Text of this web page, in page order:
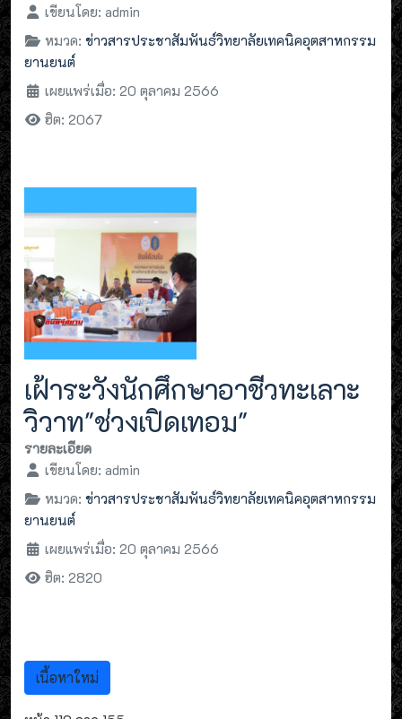
เขียนโดย: admin
หมวด: ข่าวสารประชาสัมพันธ์วิทยาลัยเทคนิคอุตสาหกรรม
ยานยนต์
เผยแพร่เมื่อ: 20 ตุลาคม 2566
ฮิต: 2067
เฝ้าระวังนักศึกษาอาชีวทะเลาะ
วิวาท"ช่วงเปิดเทอม"
รายละเอียด
เขียนโดย: admin
หมวด: ข่าวสารประชาสัมพันธ์วิทยาลัยเทคนิคอุตสาหกรรม
ยานยนต์
เผยแพร่เมื่อ: 20 ตุลาคม 2566
ฮิต: 2820
เนื้อหาใหม่